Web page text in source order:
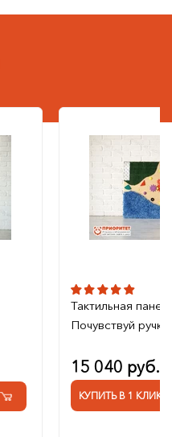
Тактильная
Почувствуй
15 040 руб.
КУПИТЬ В 1 КЛИК